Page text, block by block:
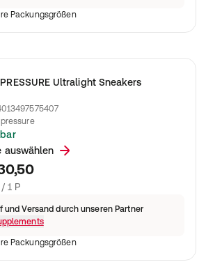
Packungsgrößen
PRESSURE Ultralight Sneakers
mit einer extra dünnen und gleichzeitig
auswählen
1 P
und Versand durch unseren Partner
Packungsgrößen